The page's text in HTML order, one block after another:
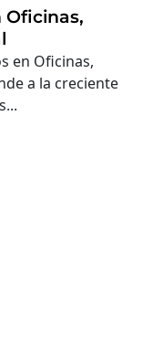
Oficinas,
en Oficinas,
a la creciente